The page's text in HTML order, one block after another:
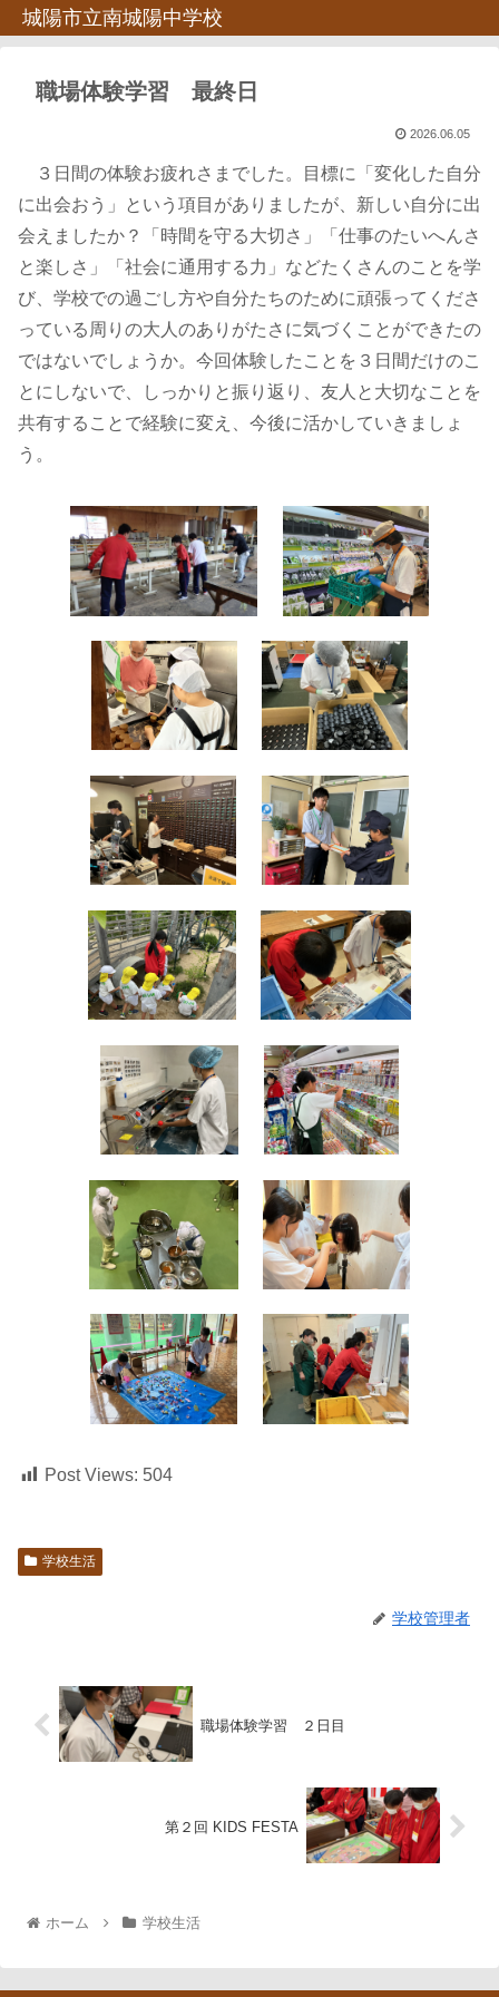
城陽市立南城陽中学校
職場体験学習 最終日
2026.06.05
３日間の体験お疲れさまでした。目標に「変化した自分
に出会おう」という項目がありましたが、新しい自分に出
会えましたか？「時間を守る大切さ」「仕事のたいへんさ
と楽しさ」「社会に通用する力」などたくさんのことを学
び、学校での過ごし方や自分たちのために頑張ってくださ
っている周りの大人のありがたさに気づくことができたの
ではないでしょうか。今回体験したことを３日間だけのこ
とにしないで、しっかりと振り返り、友人と大切なことを
共有することで経験に変え、今後に活かしていきましょ
う。
Post Views: 504
学校生活
学校管理者
職場体験学習 ２日目
第２回 KIDS FESTA
ホーム 学校生活